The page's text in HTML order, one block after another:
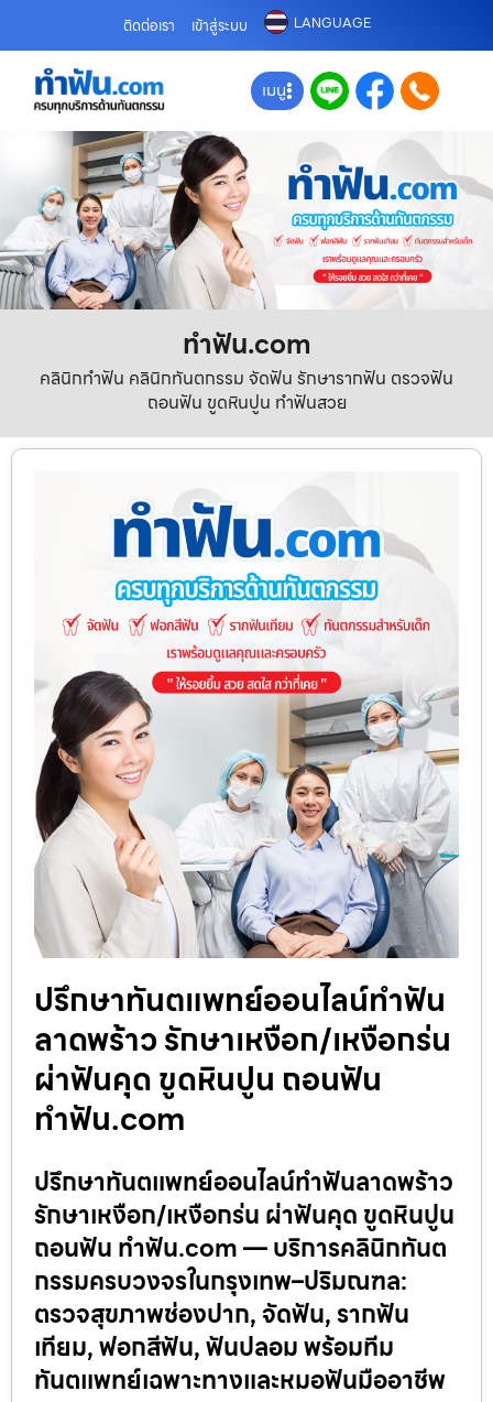
ติดต่อเรา เข้าสู่ระบบ LANGUAGE
เมนู
ทําฟัน.com
คลินิกทำฟัน คลินิกทันตกรรม จัดฟัน รักษารากฟัน ตรวจฟัน
ถอนฟัน ขูดหินปูน ทำฟันสวย
ปรึกษาทันตแพทย์ออนไลน์ทำฟัน
ลาดพร้าว รักษาเหงือก/เหงือกร่น
ผ่าฟันคุด ขูดหินปูน ถอนฟัน
ทำฟัน.com
ปรึกษาทันตแพทย์ออนไลน์ทำฟันลาดพร้าว
รักษาเหงือก/เหงือกร่น ผ่าฟันคุด ขูดหินปูน
ถอนฟัน ทำฟัน.com — บริการคลินิกทันต
กรรมครบวงจรในกรุงเทพ–ปริมณฑล:
ตรวจสุขภาพช่องปาก, จัดฟัน, รากฟัน
เทียม, ฟอกสีฟัน, ฟันปลอม พร้อมทีม
ทันตแพทย์เฉพาะทางและหมอฟันมืออาชีพ